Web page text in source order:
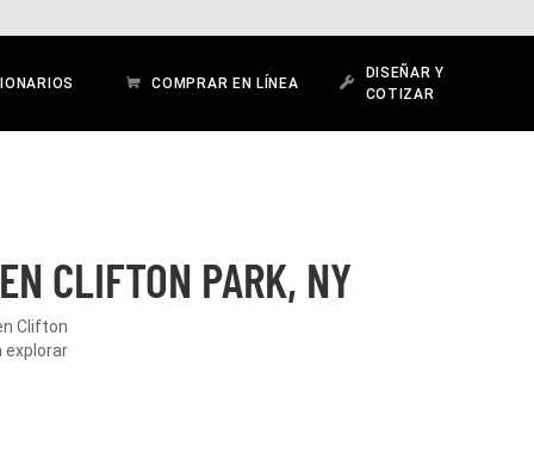
COMPRAR EN LÍNEA
DISEÑAR Y
COTIZAR
CLIFTON PARK, NY
Clifton
explorar